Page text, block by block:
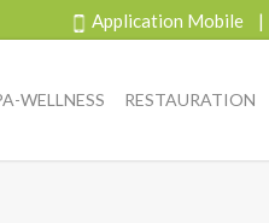
Application Mobile |
WELLNESS RESTAURATION